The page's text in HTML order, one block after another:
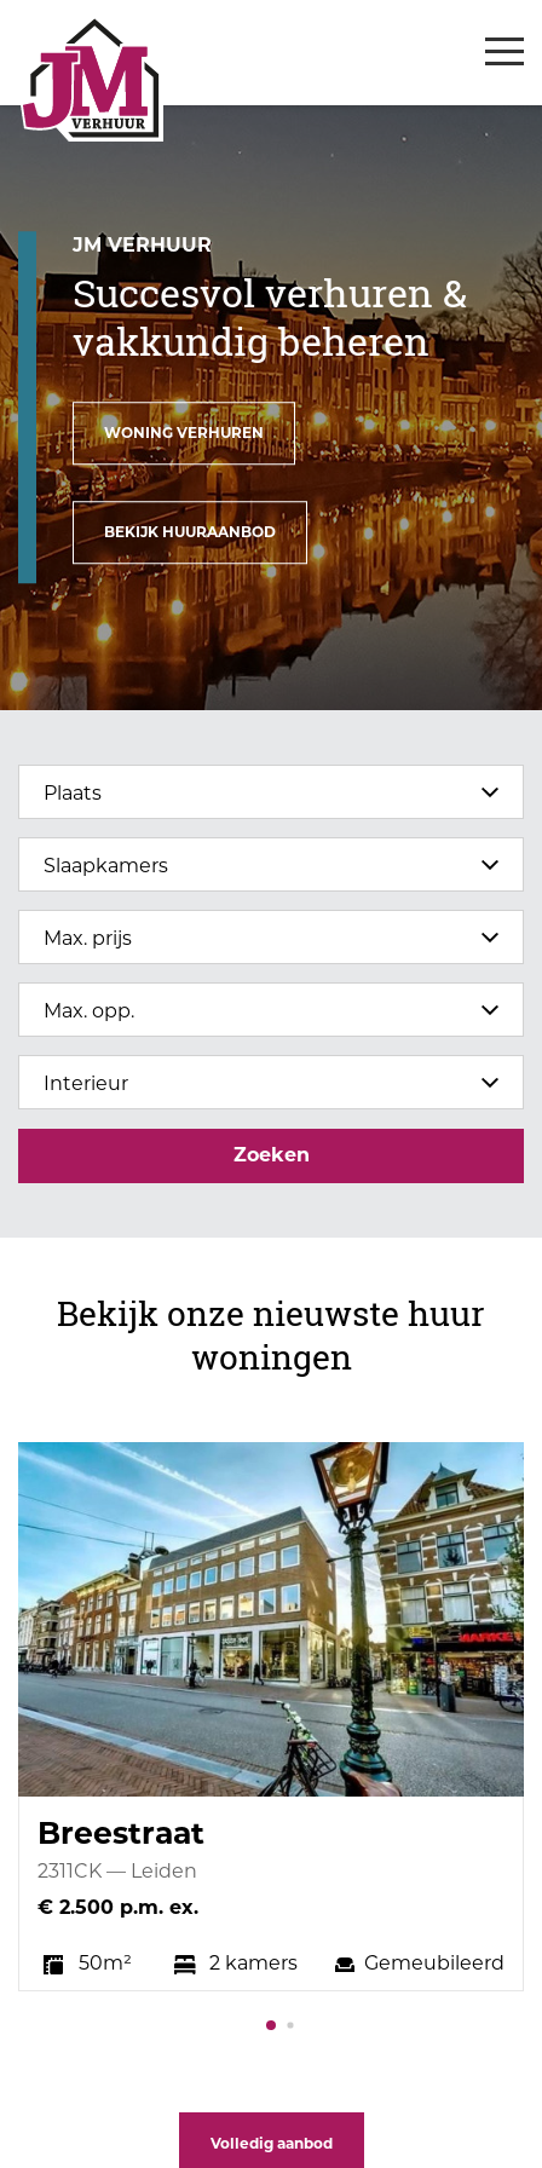
JM VERHUUR
Succesvol verhuren &
vakkundig beheren
WONING VERHUREN
BEKIJK HUURAANBOD
Plaats
Slaapkamers
Max. prijs
Max. opp.
Interieur
Zoeken
Bekijk onze nieuwste huur
woningen
Breestraat
2311CK — Leiden
€ 2.500 p.m. ex.
50m² 2 kamers Gemeubileerd
Volledig aanbod